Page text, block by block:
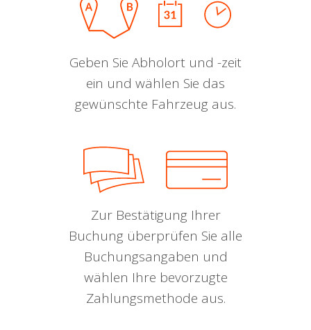
Geben Sie Abholort und -zeit
ein und wählen Sie das
gewünschte Fahrzeug aus.
Zur Bestätigung Ihrer
Buchung überprüfen Sie alle
Buchungsangaben und
wählen Ihre bevorzugte
Zahlungsmethode aus.